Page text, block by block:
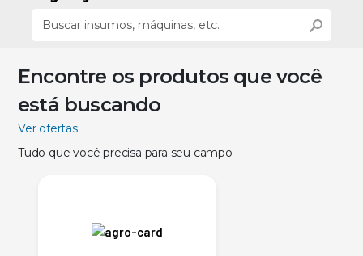
Encontre os produtos que você
está buscando
Ver ofertas
Tudo que você precisa para seu campo